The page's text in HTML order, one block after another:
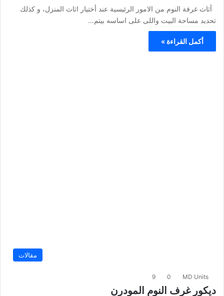
أثاث غرفة النوم من الامور الرئيسية عند أختيار اثاث المنزل، و كذلك
تحديد مساحة البيت واللى على اساسه بيتم…
أكمل القراءة »
مقالات
MD Units
0
9
ديكور غرف النوم المودرن